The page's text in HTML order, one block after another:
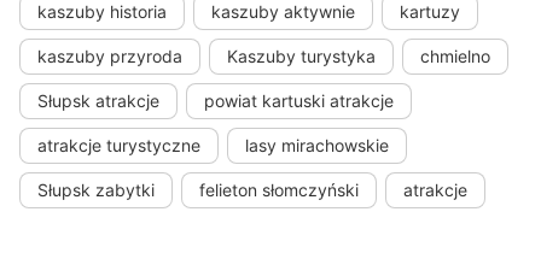
kaszuby historia kaszuby aktywnie kartuzy
kaszuby przyroda Kaszuby turystyka chmielno
Słupsk atrakcje powiat kartuski atrakcje
atrakcje turystyczne lasy mirachowskie
Słupsk zabytki felieton słomczyński atrakcje